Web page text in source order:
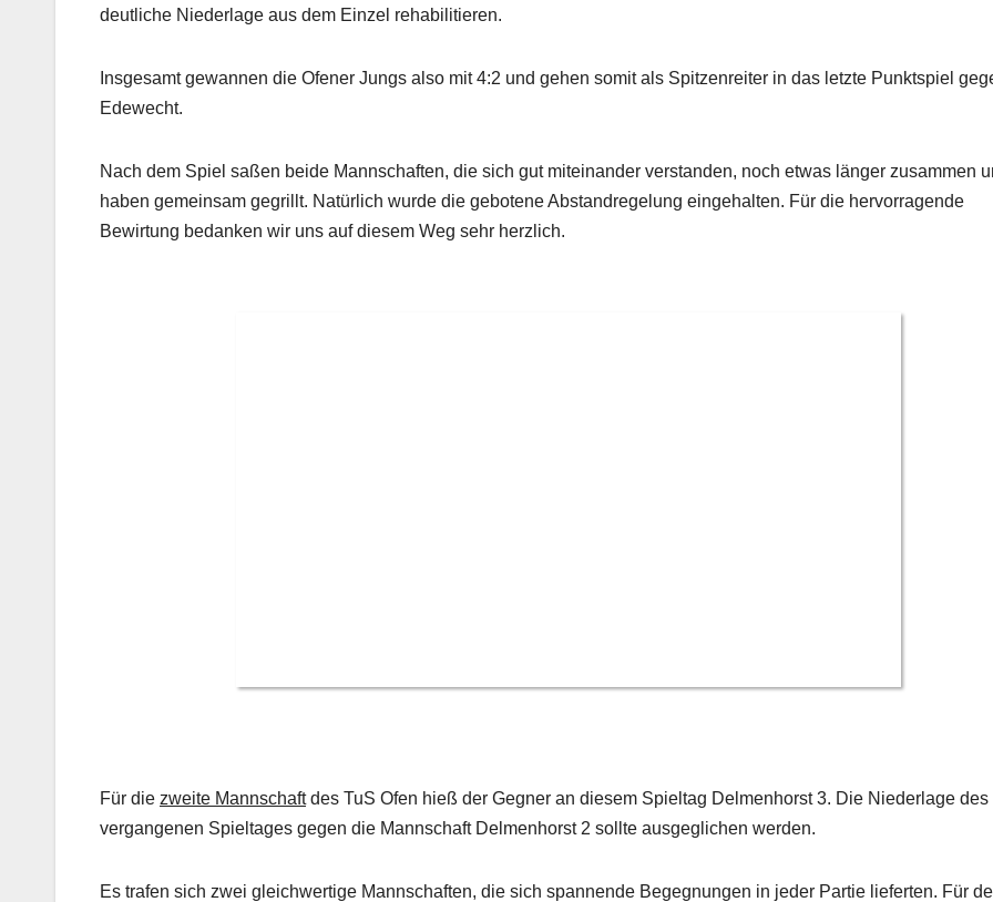
deutliche Niederlage aus dem Einzel rehabilitieren.
Insgesamt gewannen die Ofener Jungs also mit 4:2 und gehen somit als Spitzenreiter in das letzte Punktspiel
Edewecht.
Nach dem Spiel saßen beide Mannschaften, die sich gut miteinander verstanden, noch etwas länger zusammen
haben gemeinsam gegrillt. Natürlich wurde die gebotene Abstandregelung eingehalten. Für die hervorragende
Bewirtung bedanken wir uns auf diesem Weg sehr herzlich.
Für die zweite Mannschaftdes TuS Ofen hieß der Gegner an diesem Spieltag Delmenhorst 3. Die Niederlage des
vergangenen Spieltages gegen die Mannschaft Delmenhorst 2 sollte ausgeglichen werden.
Es trafen sich zwei gleichwertige Mannschaften, die sich spannende Begegnungen in jeder Partie lieferten. Für